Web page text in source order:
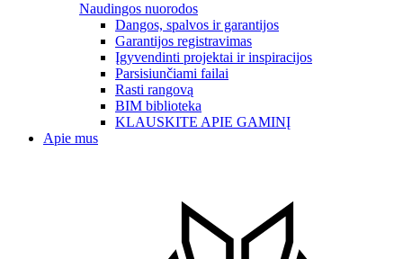
Naudingos nuorodos
Dangos, spalvos ir garantijos
Garantijos registravimas
Įgyvendinti projektai ir inspiracijos
Parsisiunčiami failai
Rasti rangovą
BIM biblioteka
KLAUSKITE APIE GAMINĮ
Apie mus